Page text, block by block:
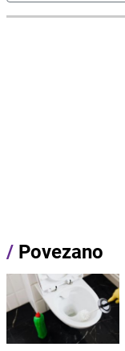
/ Povezano